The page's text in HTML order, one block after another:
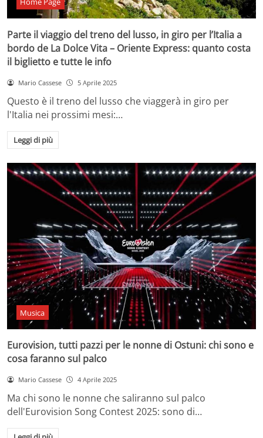
Parte il viaggio del treno del lusso, in giro per l’Italia a
bordo de La Dolce Vita – Oriente Express: quanto costa
il biglietto e tutte le info
Mario Cassese 5 Aprile 2025
Questo è il treno del lusso che viaggerà in giro per
l'Italia nei prossimi mesi:…
Leggi di più
Musica
Eurovision, tutti pazzi per le nonne di Ostuni: chi sono e
cosa faranno sul palco
Mario Cassese 4 Aprile 2025
Ma chi sono le nonne che saliranno sul palco
dell'Eurovision Song Contest 2025: sono di…